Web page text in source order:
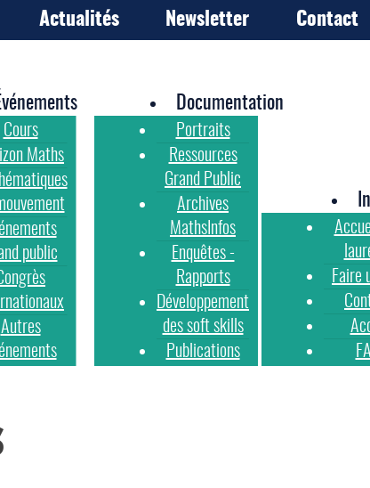
Actualités Newsletter Contact
Cours
Maths
public
Autres
Documentation
Portraits
Ressources
Grand Public
Archives
MathsInfos
Enquêtes -
Rapports
Développement
des soft skills
Publications
Faire